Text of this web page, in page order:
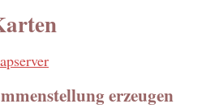
erzeugen